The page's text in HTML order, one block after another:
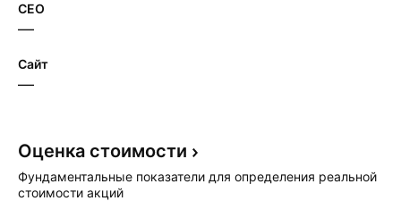
CEO
—
Сайт
—
Оценка стоимости
Фундаментальные показатели для определения реальной
стоимости акций